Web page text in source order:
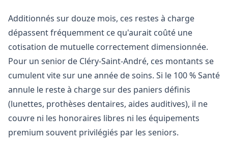
Additionnés sur douze mois, ces restes à charge
dépassent fréquemment ce qu'aurait coûté une
cotisation de mutuelle correctement dimensionnée.
Pour un senior de Cléry-Saint-André, ces montants se
cumulent vite sur une année de soins. Si le 100 % Santé
annule le reste à charge sur des paniers définis
(lunettes, prothèses dentaires, aides auditives), il ne
couvre ni les honoraires libres ni les équipements
premium souvent privilégiés par les seniors.